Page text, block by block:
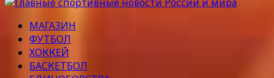
МАГАЗИН
ФУТБОЛ
ХОККЕЙ
БАСКЕТБОЛ